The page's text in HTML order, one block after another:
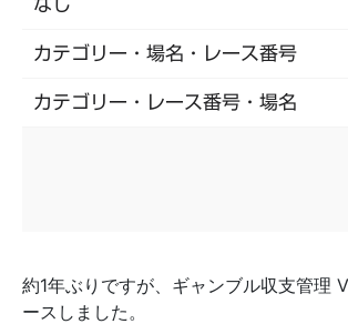
約1年ぶりですが、ギャンブル収支管理
ースしました。